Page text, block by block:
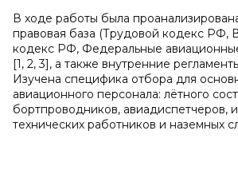
В ходе работы была
правовая база (Трудовой кодекс РФ,
кодекс РФ, Федеральные
[1, 2, 3], а также внутренние
Изучена специфика отбора для
авиационного персонала: лётного
бортпроводников, авиадиспетчеров,
технических работников и наземных